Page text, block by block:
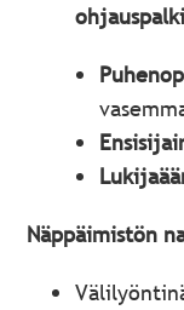
Näppäimistön